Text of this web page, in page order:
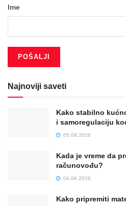
Ime
Najnoviji saveti
Kako stabilno
i samoregulaciju
05.08.2026
Kada je vreme da
računovođu?
04.08.2026
Kako pripremiti